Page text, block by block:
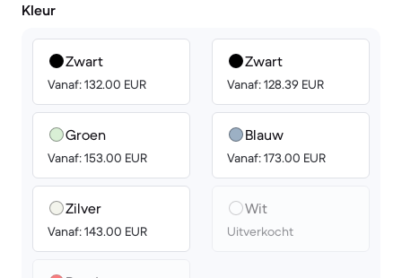
Kleur
Zwart
Vanaf: 132.00 EUR
Groen
Vanaf: 153.00 EUR
Zilver
Vanaf: 143.00 EUR
Zwart
Vanaf: 128.39 EUR
Blauw
Vanaf: 173.00 EUR
Wit
Uitverkocht